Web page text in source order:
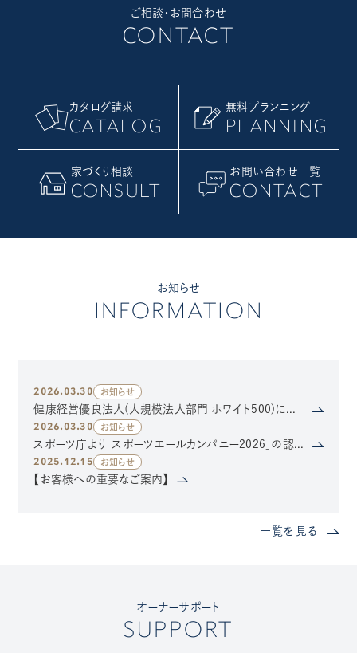
ご相談・お問合わせ
CONTACT
カタログ請求
CATALOG
無料プランニング
PLANNING
家づくり相談
CONSULT
お問い合わせ一覧
CONTACT
お知らせ
INFORMATION
2026.03.30 お知らせ
健康経営優良法人(大規模法人部門 ホワイト500)に認定されました
2026.03.30 お知らせ
スポーツ庁より「スポーツエールカンパニー2026」の認定を受けました
2025.12.15 お知らせ
【お客様への重要なご案内】
一覧を見る
オーナーサポート
SUPPORT